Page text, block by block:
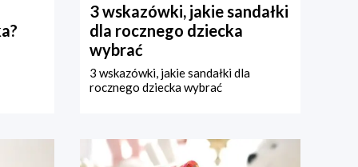
3 wskazówki, jakie sandałki
dla rocznego dziecka
wybrać
3 wskazówki, jakie sandałki dla
rocznego dziecka wybrać